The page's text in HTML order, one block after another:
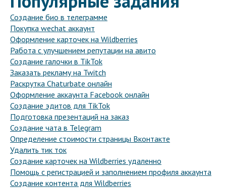
Создание био в телеграмме
Покупка wechat аккаунт
Оформление карточек на Wildberries
Работа с улучшением репутации на авито
Создание галочки в TikTok
Заказать рекламу на Twitch
Раскрутка Chaturbate онлайн
Оформление аккаунта Facebook онлайн
Создание эдитов для TikTok
Подготовка презентаций на заказ
Создание чата в Telegram
Определение стоимости страницы Вконтакте
Удалить тик ток
Создание карточек на Wildberries удаленно
Помощь с регистрацией и заполнением профиля аккаунта
Создание контента для Wildberries